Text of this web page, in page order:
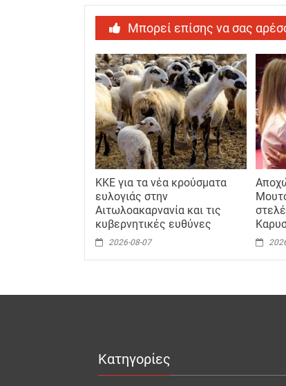
Μπορεί επίσης να σας
ΚΚΕ για τα νέα κρούσματα
ευλογιάς στην
Αιτωλοακαρνανία και τις
κυβερνητικές ευθύνες
2026-08-07
Κατηγορίες